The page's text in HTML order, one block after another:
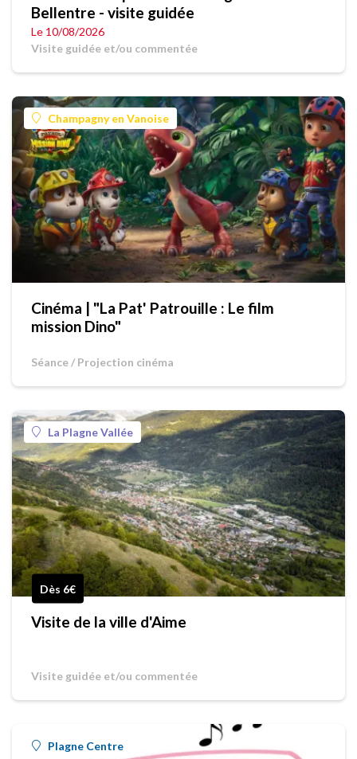
Bellentre - visite guidée
Le 10/08/2026
Visite guidée et/ou commentée
Champagny en Vanoise
Cinéma | "La Pat' Patrouille : Le film
mission Dino"
Séance / Projection cinéma
La Plagne Vallée
Dès 6€
Visite de la ville d'Aime
Visite guidée et/ou commentée
Plagne Centre